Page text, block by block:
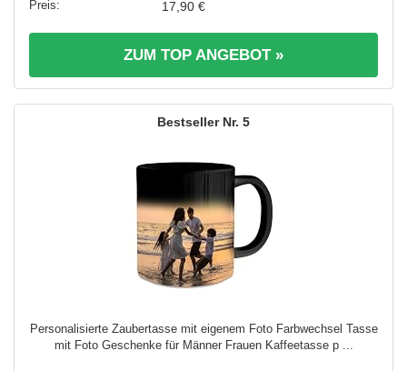
17,90 €
ZUM TOP ANGEBOT »
5
Personalisierte Zaubertasse mit eigenem Foto Farbwechsel Tasse
mit Foto Geschenke für Männer Frauen Kaffeetasse p ...